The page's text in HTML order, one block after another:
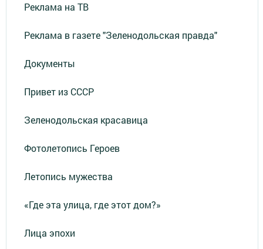
Реклама на ТВ
Реклама в газете "Зеленодольская правда"
Документы
Привет из СССР
Зеленодольская красавица
Фотолетопись Героев
Летопись мужества
«Где эта улица, где этот дом?»
Лица эпохи